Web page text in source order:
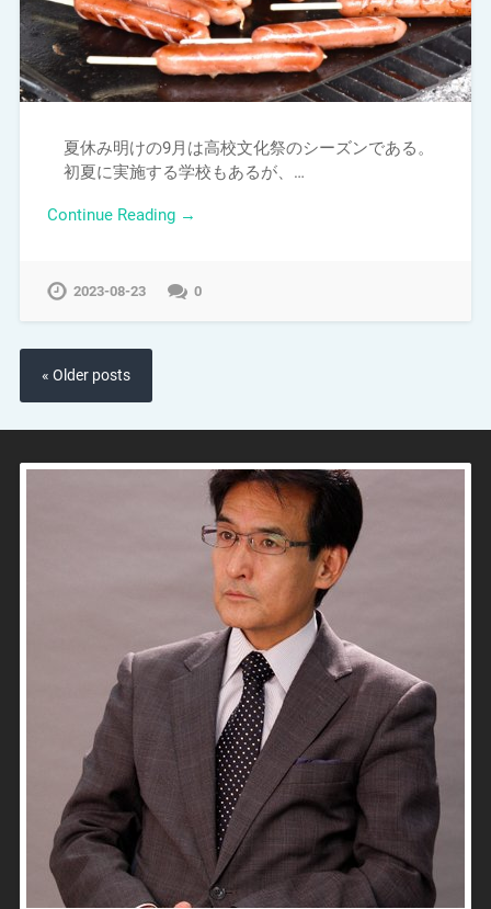
夏休み明けの9月は高校文化祭のシーズンである。
初夏に実施する学校もあるが、…
Continue Reading →
2023-08-23 0
« Older posts